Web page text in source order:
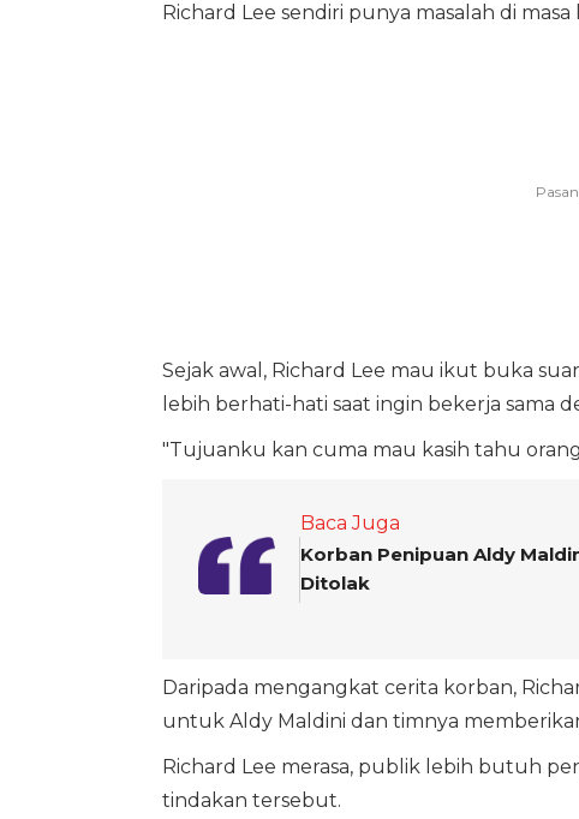
Richard Lee sendiri punya masalah di
Sejak awal, Richard Lee mau ikut buka
lebih berhati-hati saat ingin bekerja sama
"Tujuanku kan cuma mau kasih tahu
Baca Juga
Korban Penipuan Aldy
Ditolak
Daripada mengangkat cerita korban,
untuk Aldy Maldini dan timnya
Richard Lee merasa, publik lebih butuh
tindakan tersebut.